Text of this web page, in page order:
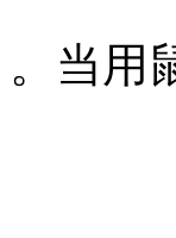
。当用